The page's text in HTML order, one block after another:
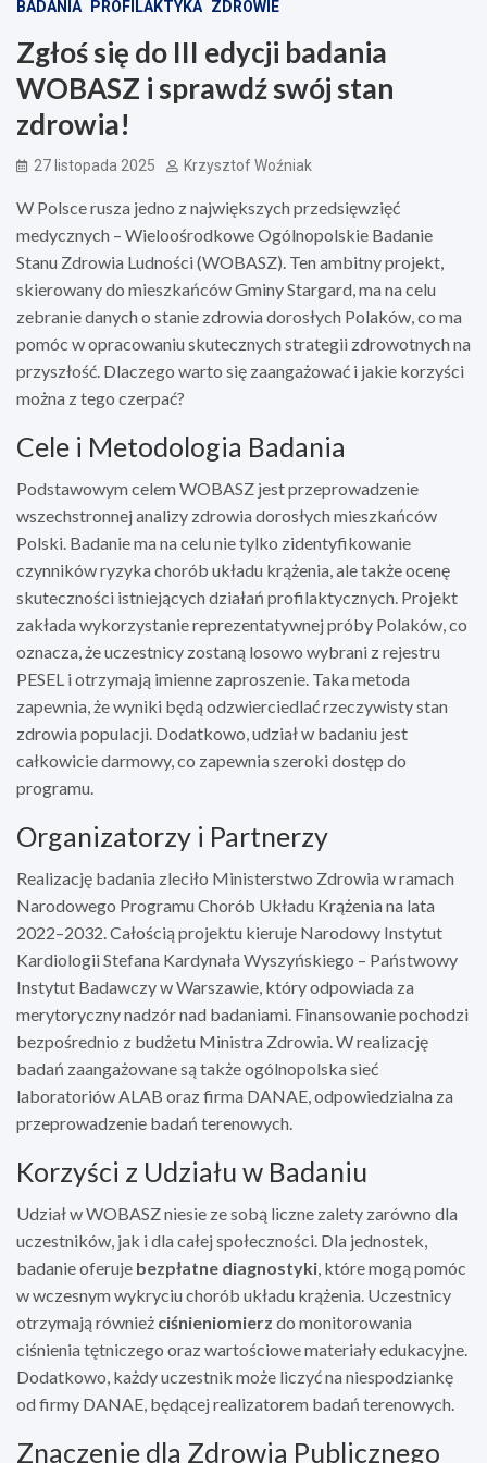
BADANIA PROFILAKTYKA ZDROWIE
Zgłoś się do III edycji badania
WOBASZ i sprawdź swój stan
zdrowia!
27 listopada 2025 Krzysztof Woźniak
W Polsce rusza jedno z największych przedsięwzięć
medycznych – Wieloośrodkowe Ogólnopolskie Badanie
Stanu Zdrowia Ludności (WOBASZ). Ten ambitny projekt,
skierowany do mieszkańców Gminy Stargard, ma na celu
zebranie danych o stanie zdrowia dorosłych Polaków, co ma
pomóc w opracowaniu skutecznych strategii zdrowotnych na
przyszłość. Dlaczego warto się zaangażować i jakie korzyści
można z tego czerpać?
Cele i Metodologia Badania
Podstawowym celem WOBASZ jest przeprowadzenie
wszechstronnej analizy zdrowia dorosłych mieszkańców
Polski. Badanie ma na celu nie tylko zidentyfikowanie
czynników ryzyka chorób układu krążenia, ale także ocenę
skuteczności istniejących działań profilaktycznych. Projekt
zakłada wykorzystanie reprezentatywnej próby Polaków, co
oznacza, że uczestnicy zostaną losowo wybrani z rejestru
PESEL i otrzymają imienne zaproszenie. Taka metoda
zapewnia, że wyniki będą odzwierciedlać rzeczywisty stan
zdrowia populacji. Dodatkowo, udział w badaniu jest
całkowicie darmowy, co zapewnia szeroki dostęp do
programu.
Organizatorzy i Partnerzy
Realizację badania zleciło Ministerstwo Zdrowia w ramach
Narodowego Programu Chorób Układu Krążenia na lata
2022–2032. Całością projektu kieruje Narodowy Instytut
Kardiologii Stefana Kardynała Wyszyńskiego – Państwowy
Instytut Badawczy w Warszawie, który odpowiada za
merytoryczny nadzór nad badaniami. Finansowanie pochodzi
bezpośrednio z budżetu Ministra Zdrowia. W realizację
badań zaangażowane są także ogólnopolska sieć
laboratoriów ALAB oraz firma DANAE, odpowiedzialna za
przeprowadzenie badań terenowych.
Korzyści z Udziału w Badaniu
Udział w WOBASZ niesie ze sobą liczne zalety zarówno dla
uczestników, jak i dla całej społeczności. Dla jednostek,
badanie oferuje bezpłatne diagnostyki , które mogą pomóc
w wczesnym wykryciu chorób układu krążenia. Uczestnicy
otrzymają również ciśnieniomierz do monitorowania
ciśnienia tętniczego oraz wartościowe materiały edukacyjne.
Dodatkowo, każdy uczestnik może liczyć na niespodziankę
od firmy DANAE, będącej realizatorem badań terenowych.
Znaczenie dla Zdrowia Publicznego